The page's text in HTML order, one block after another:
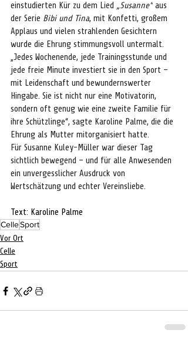
einstudierten Kür zu dem Lied „Susanne“ aus
der Serie Bibi und Tina, mit Konfetti, großem
Applaus und vielen strahlenden Gesichtern
wurde die Ehrung stimmungsvoll untermalt.
„Jedes Wochenende, jede Trainingsstunde und
jede freie Minute investiert sie in den Sport –
mit Leidenschaft und bewundernswerter
Hingabe. Sie ist nicht nur eine Motivatorin,
sondern oft genug wie eine zweite Familie für
ihre Schützlinge“, sagte Karoline Palme, die die
Ehrung als Mutter mitorganisiert hatte.
Für Susanne Kuley-Müller war dieser Tag
sichtlich bewegend – und für alle Anwesenden
ein unvergesslicher Ausdruck von
Wertschätzung und echter Vereinsliebe.
Text: Karoline Palme
CelleSport
Vor Ort
Celle
Sport